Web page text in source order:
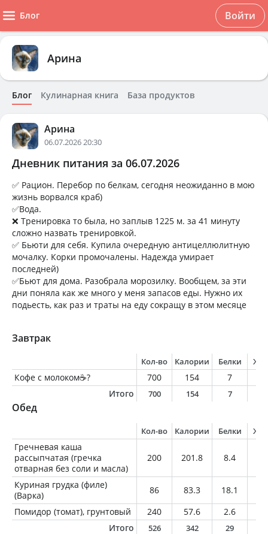
Блог Войти
Арина
Блог Кулинарная книга База продуктов
Арина
06.07.2026 20:30
Дневник питания за 06.07.2026
✅ Рацион. Перебор по белкам, сегодня неожиданно в мою
жизнь ворвался краб)
✅Вода.
❌ Тренировка то была, но заплыв 1225 м. за 41 минуту
сложно назвать тренировкой.
✅ Бьюти для себя. Купила очередную антицеллюлитную
мочалку. Корки промочалены. Надежда умирает
последней)
✅Бьют для дома. Разобрала морозилку. Вообщем, за эти
дни поняла как же много у меня запасов еды. Нужно их
подьесть, как раз и траты на еду сокращу в этом месяце
Завтрак
Кол-во Калории Белки
Кофе с молоком☕️? 700 154 7
Итого
700 154 7
Обед
Кол-во Калории Белки
Гречневая каша
рассыпчатая (гречка
отварная без соли и масла)
200 201.8 8.4
Куриная грудка (филе)
(Варка)
86 83.3 18.1
Помидор (томат), грунтовый
240 57.6 2.6
Итого
526 342 29